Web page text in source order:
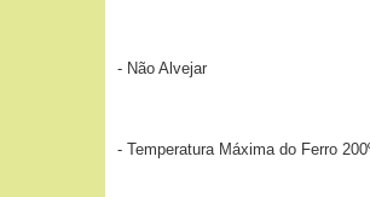
- Não Alvejar
- Temperatura Máxima do Ferro